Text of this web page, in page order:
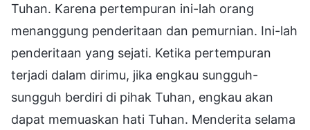
Tuhan. Karena pertempuran ini-lah orang
menanggung penderitaan dan pemurnian. Ini-lah
penderitaan yang sejati. Ketika pertempuran
terjadi dalam dirimu, jika engkau sungguh-
sungguh berdiri di pihak Tuhan, engkau akan
dapat memuaskan hati Tuhan. Menderita selama